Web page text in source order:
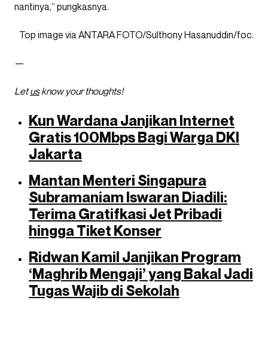
nantinya,” pungkasnya.
Top image via ANTARA FOTO/Sulthony Hasanuddin/foc.
—
Letusknow your thoughts!
Kun Wardana Janjikan Internet
Gratis 100Mbps Bagi Warga DKI
Jakarta
Mantan Menteri Singapura
Subramaniam Iswaran Diadili:
Terima Gratifkasi Jet Pribadi
hingga Tiket Konser
Ridwan Kamil Janjikan Program
‘Maghrib Mengaji’ yang Bakal Jadi
Tugas Wajib di Sekolah